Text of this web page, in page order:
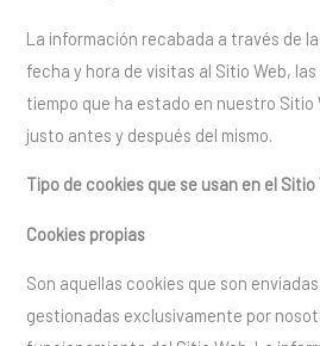
La información recabada a través de
fecha y hora de visitas al Sitio Web,
tiempo que ha estado en nuestro Sitio
justo antes y después del mismo.
Tipo de cookies que se usan en el Sitio
Cookies propias
Son aquellas cookies que son
gestionadas exclusivamente por